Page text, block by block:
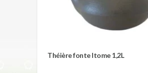
Théière fonte Itome 1,2L